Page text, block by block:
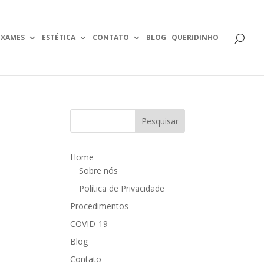
ESTÉTICA CONTATO BLOG QUERIDINHO
Home
Sobre nós
Política de Privacidade
Procedimentos
COVID-19
Blog
Contato